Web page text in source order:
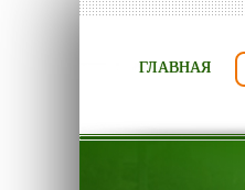
ГЛАВНАЯ